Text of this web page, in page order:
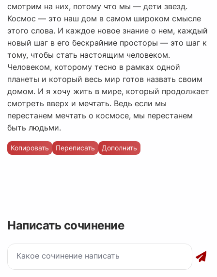
смотрим на них, потому что мы — дети звезд.
Космос — это наш дом в самом широком смысле
этого слова. И каждое новое знание о нем, каждый
новый шаг в его бескрайние просторы — это шаг к
тому, чтобы стать настоящим человеком.
Человеком, которому тесно в рамках одной
планеты и который весь мир готов назвать своим
домом. И я хочу жить в мире, который продолжает
смотреть вверх и мечтать. Ведь если мы
перестанем мечтать о космосе, мы перестанем
быть людьми.
Копировать Переписать Дополнить
Написать сочинение